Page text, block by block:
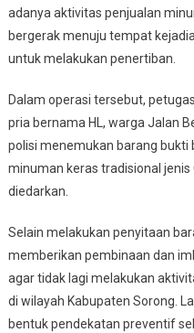
adanya aktivitas penjualan
bergerak menuju tempat
untuk melakukan penertiban.
Dalam operasi tersebut,
pria bernama HL, warga Jalan
polisi menemukan barang bukti
minuman keras tradisional jenis
diedarkan.
Selain melakukan penyitaan
memberikan pembinaan dan
agar tidak lagi melakukan
di wilayah Kabupaten Sorong.
bentuk pendekatan preventif